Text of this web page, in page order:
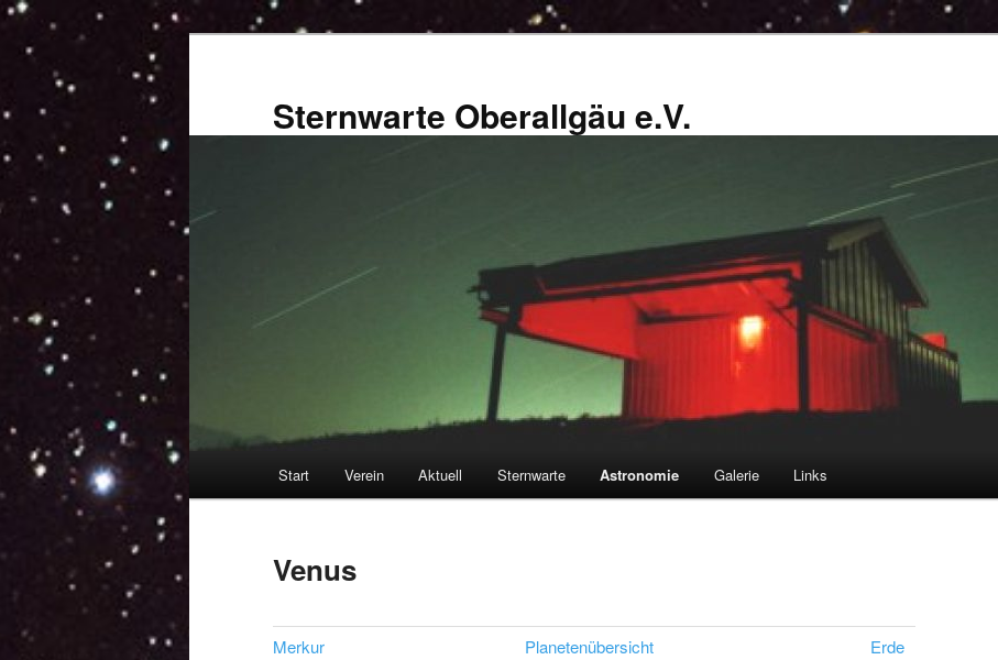
Zum
primären
springen
Sternwarte Oberallgäu e.V.
Start Verein Aktuell Sternwarte Astronomie Galerie Links
Venus
Merkur Planetenübersicht Erde